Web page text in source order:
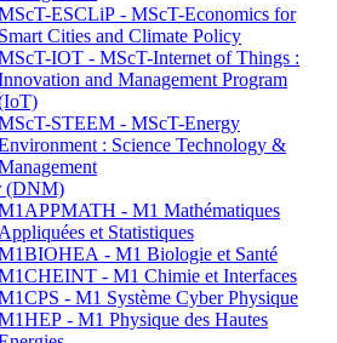
ESCLiP - MScT-Economics for
Smart Cities and Climate Policy
IOT - MScT-Internet of Things :
and Management Program
STEEM - MScT-Energy
: Science Technology &
(DNM)
- M1 Mathématiques
Appliquées et Statistiques
- M1 Biologie et Santé
- M1 Chimie et Interfaces
- M1 Système Cyber Physique
- M1 Physique des Hautes